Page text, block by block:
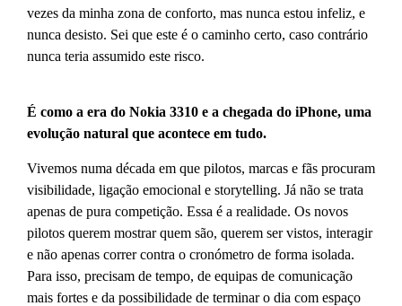
vezes da minha zona de conforto, mas nunca estou infeliz, e
nunca desisto. Sei que este é o caminho certo, caso contrário
nunca teria assumido este risco.
É como a era do Nokia 3310 e a chegada do iPhone, uma
evolução natural que acontece em tudo.
Vivemos numa década em que pilotos, marcas e fãs procuram
visibilidade, ligação emocional e storytelling. Já não se trata
apenas de pura competição. Essa é a realidade. Os novos
pilotos querem mostrar quem são, querem ser vistos, interagir
e não apenas correr contra o cronómetro de forma isolada.
Para isso, precisam de tempo, de equipas de comunicação
mais fortes e da possibilidade de terminar o dia com espaço